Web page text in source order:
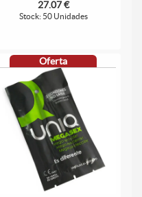
27.07 €
Stock: 50 Unidades
Oferta